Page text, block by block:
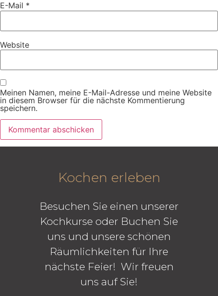
E-Mail *
Website
Meinen Namen, meine E-Mail-Adresse und meine Website
in diesem Browser für die nächste Kommentierung
speichern.
Kochen erleben
Besuchen Sie einen unserer
Kochkurse oder Buchen Sie
uns und unsere schönen
Räumlichkeiten für Ihre
nächste Feier! Wir freuen
uns auf Sie!